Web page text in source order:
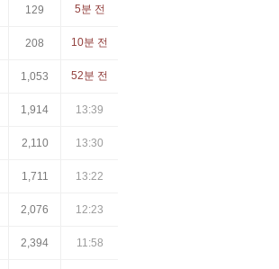
129 5분 전
208 10분 전
1,053 52분 전
1,914 13:39
2,110 13:30
1,711 13:22
2,076 12:23
2,394 11:58